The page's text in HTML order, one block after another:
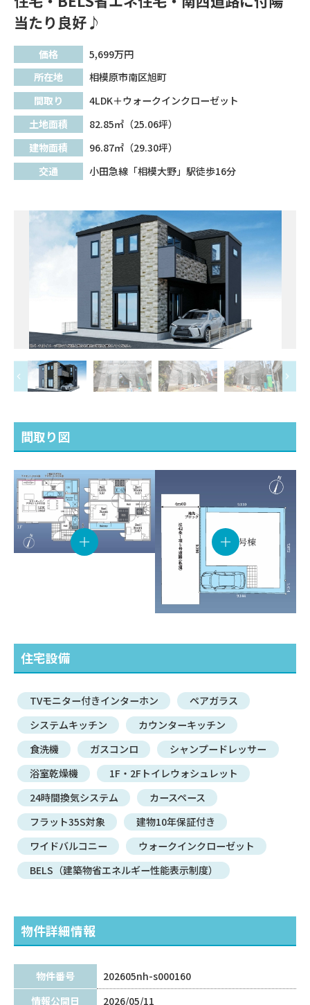
当たり良好♪
価格 5,699万円
所在地
相模原市南区旭町
間取り
4LDK＋ウォークインクローゼット
土地面積
82.85㎡（25.06坪）
建物面積
96.87㎡（29.30坪）
交通
小田急線「相模大野」駅徒歩16分
間取り図
住宅設備
TVモニター付きインターホン
ペアガラス
システムキッチン
カウンターキッチン
食洗機
ガスコンロ
シャンプードレッサー
浴室乾燥機
1F・2Fトイレウォシュレット
24時間換気システム
カースペース
フラット35S対象
建物10年保証付き
ワイドバルコニー
ウォークインクローゼット
BELS（建築物省エネルギー性能表示制度）
物件詳細情報
物件番号
202605nh-s000160
情報公開日
2026/05/11